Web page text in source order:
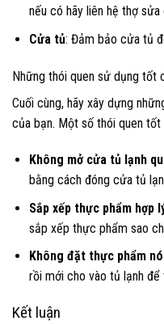
nếu có hãy liên hệ thợ sửa
Cửa tủ: Đảm bảo cửa tủ
Những thói quen sử dụng tốt
Cuối cùng, hãy xây dựng
của bạn. Một số thói quen tốt
Không mở cửa tủ lạnh
bằng cách đóng cửa tủ
Sắp xếp thực phẩm hợp
sắp xếp thực phẩm sao
Không đặt thực phẩm
rồi mới cho vào tủ lạnh
Kết luận